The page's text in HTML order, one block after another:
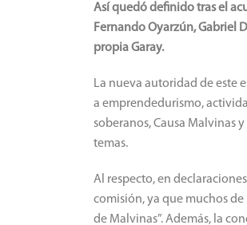
Así quedó definido tras el
Fernando Oyarzún, Gabriel
propia Garay.
La nueva autoridad de este
a emprendedurismo,
soberanos, Causa Malvinas
temas.
Al respecto, en
comisión, ya que muchos
de Malvinas”. Además, la